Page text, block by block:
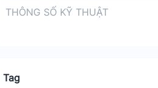
THÔNG SỐ KỸ THUẬT
Tag